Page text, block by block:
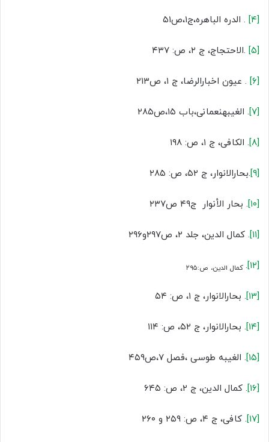
[۴] . الدره الباهره،ج۱،ص۵۱
[۵] .الاحتجاج، ج ۲، ص: ۴۳۷
[۶] . عیون اخبارالرضا، ج ۱، ص۲۱۳
[۷] . الغیبهنعمانی،باب ۱۵،ص۲۸۵
[۸] . الکافی، ج ۱، ص: ۱۹۸
[۹] .بحارالانوار، ج ۵۲، ص: ۲۸۵
[۱۰] . بحار الأنوار ج۴۹ ص۲۳۷
[۱۱] . کمال الدین، جلد ۲، ص۲۹۷و۲۹۶
[۱۲] . کمال الدین، ص:۲۹۵
[۱۳] . بحارالانوار، ج ۱، ص: ۵۴
[۱۴] . بحارالانوار، ج ۵۲، ص: ۱۱۴
[۱۵] . الغیبه طوسی ،فصل ۷،ص۴۵۹
[۱۶] . کمال الدین، ج ۲، ص: ۶۴۵
[۱۷] . کافی، ج ۴، ص: ۲۵۹ و ۲۶۰